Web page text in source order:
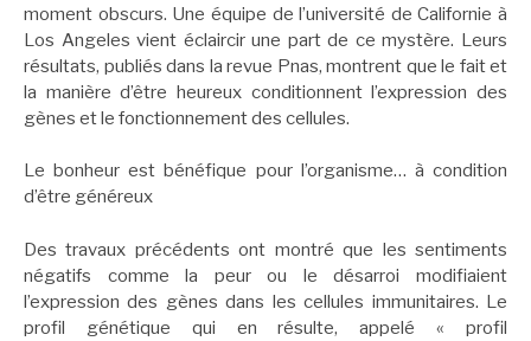
moment obscurs. Une équipe de l’université de Californie à
Los Angeles vient éclaircir une part de ce mystère. Leurs
résultats, publiés dans la revue Pnas, montrent que le fait et
la manière d’être heureux conditionnent l’expression des
gènes et le fonctionnement des cellules.
Le bonheur est bénéfique pour l’organisme… à condition
d’être généreux
Des travaux précédents ont montré que les sentiments
négatifs comme la peur ou le désarroi modifiaient
l’expression des gènes dans les cellules immunitaires. Le
profil génétique qui en résulte, appelé « profil